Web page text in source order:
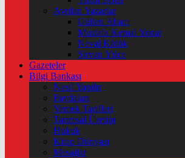
Ayrılan Yazarlar
Gülten Abacı
Mustafa Kemal Yonat
Neval Kütük
Şirvan Yüce
Gazeteler
Bilgi Bankası
Nasıl Yapılır
Faydaları
Yemek Tarifleri
Tarımsal Üretim
Hukuk
Kitap Dünyası
Mesajlar